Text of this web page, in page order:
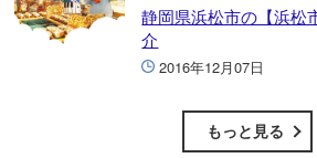
静岡県浜松市の【浜松
介
2016年12月07日
もっと見る